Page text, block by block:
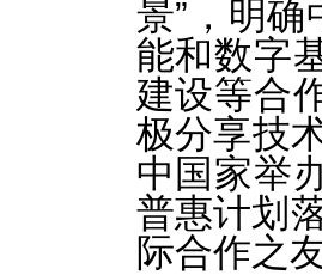
景”，明确
能和数字
建设等合
极分享技
中国家举
普惠计划
际合作之